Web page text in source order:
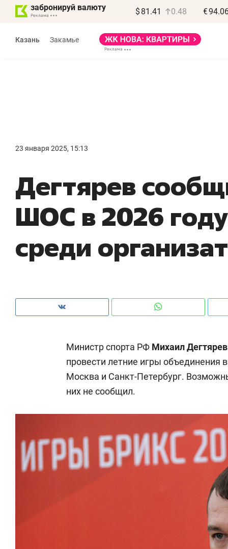
забронируй валюту $ 81.41 0.48 €
Казань Закамье
23 января 2025, 15:13
Дегтярев
ШОС в 2026
среди
Министр спорта РФ Михаил
провести летние игры объединения
Москва и Санкт-Петербург.
них не сообщил.
Рекомендуем
150 камер до квартиры и Face
ID вместо ключа: какой будет
безопасность в ЖК «Нова»
Рекомендуем
Опыт
природе,
с